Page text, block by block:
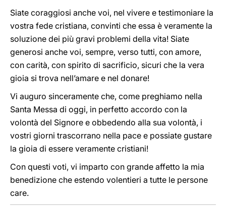
Siate coraggiosi anche voi, nel vivere e testimoniare la
vostra fede cristiana, convinti che essa è veramente la
soluzione dei più gravi problemi della vita! Siate
generosi anche voi, sempre, verso tutti, con amore,
con carità, con spirito di sacrificio, sicuri che la vera
gioia si trova nell’amare e nel donare!
Vi auguro sinceramente che, come preghiamo nella
Santa Messa di oggi, in perfetto accordo con la
volontà del Signore e obbedendo alla sua volontà, i
vostri giorni trascorrano nella pace e possiate gustare
la gioia di essere veramente cristiani!
Con questi voti, vi imparto con grande affetto la mia
benedizione che estendo volentieri a tutte le persone
care.